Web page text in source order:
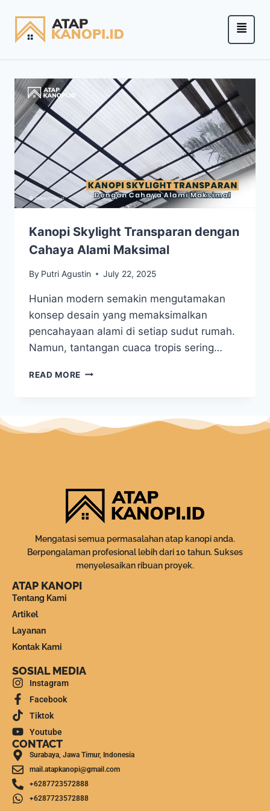
Kanopi Skylight Transparan dengan
Cahaya Alami Maksimal
By Putri Agustin July 22, 2025
Hunian modern semakin mengutamakan
konsep desain yang memaksimalkan
pencahayaan alami di setiap sudut rumah.
Namun, tantangan cuaca tropis sering…
READ MORE
Mengatasi semua permasalahan atap kanopi anda.
Berpengalaman profesional lebih dari 10 tahun. Sukses
menyelesaikan ribuan proyek.
ATAP KANOPI
Tentang Kami
Artikel
Layanan
Kontak Kami
SOSIAL MEDIA
Instagram
Facebook
Tiktok
Youtube
CONTACT
Surabaya, Jawa Timur, Indonesia
mail.atapkanopi@gmail.com
+6287723572888
+6287723572888